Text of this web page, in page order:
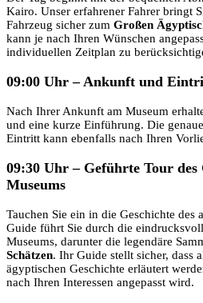
Kairo. Unser erfahrener Fahrer bringt
Fahrzeug sicher zum Großen
kann je nach Ihren Wünschen
individuellen Zeitplan zu
09:00 Uhr – Ankunft und
Nach Ihrer Ankunft am Museum
und eine kurze Einführung. Die
Eintritt kann ebenfalls nach Ihren
09:30 Uhr – Geführte Tour
Museums
Tauchen Sie ein in die Geschichte
Guide führt Sie durch die
Museums, darunter die legendäre
Schätzen. Ihr Guide stellt sicher, dass
ägyptischen Geschichte erläutert
nach Ihren Interessen angepasst wird.